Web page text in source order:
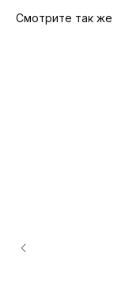
Смотрите так же